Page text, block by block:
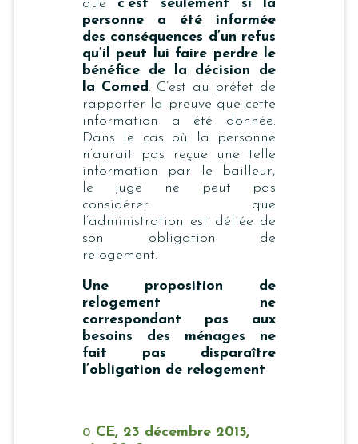
que c’est seulement si la
personne a été informée
des conséquences d’un refus
qu’il peut lui faire perdre le
bénéfice de la décision de
la Comed. C’est au préfet de
rapporter la preuve que cette
information a été donnée.
Dans le cas où la personne
n’aurait pas reçue une telle
information par le bailleur,
le juge ne peut pas
considérer que
l’administration est déliée de
son obligation de
relogement.
Une proposition de
relogement ne
correspondant pas aux
besoins des ménages ne
fait pas disparaître
l’obligation de relogement
o CE, 23 décembre 2015,